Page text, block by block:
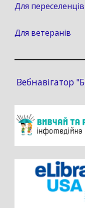
Для переселенців
Для ветеранів
Вебнавігатор